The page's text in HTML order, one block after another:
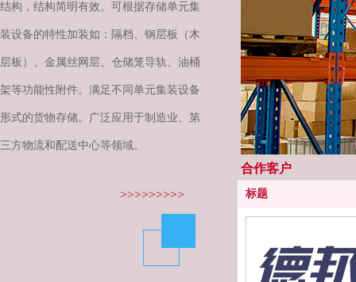
标题
结构，结构简明有效。可根据存储单元集
装设备的特性加装如：隔档、钢层板（木
层板）、金属丝网层、仓储笼导轨、油桶
架等功能性附件。满足不同单元集装设备
形式的货物存储。广泛应用于制造业、第
三方物流和配送中心等领域。
>>>>>>>>>
合作客户